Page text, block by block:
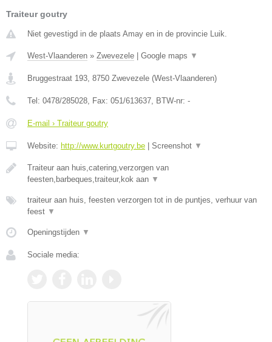
Traiteur goutry
Niet gevestigd in de plaats Amay en in de provincie Luik.
West-Vlaanderen » Zwevezele Google maps ▼
Bruggestraat 193, 8750 Zwevezele (West-Vlaanderen)
Tel: 0478/285028, Fax: 051/613637, BTW-nr: -
E-mail › Traiteur goutry
Website: http://www.kurtgoutry.be Screenshot ▼
Traiteur aan huis,catering,verzorgen van
feesten,barbeques,traiteur,kok aan ▼
traiteur aan huis, feesten verzorgen tot in de puntjes, verhuur van
feest ▼
Openingstijden ▼
Sociale media: